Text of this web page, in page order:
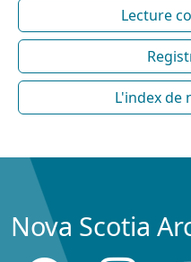
Lecture
L'index de
Nova Scotia